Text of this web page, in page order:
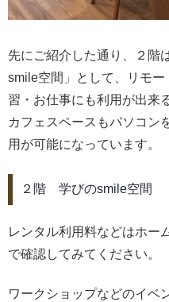
先にご紹介した通り、２階
smile空間」として、リモ
習・お仕事にも利用が出来
カフェスペースもパソコン
用が可能になっています。
２階 学びのsmile空間
レンタル利用料などはホー
で確認してみてください。
ワークショップなどのイベ